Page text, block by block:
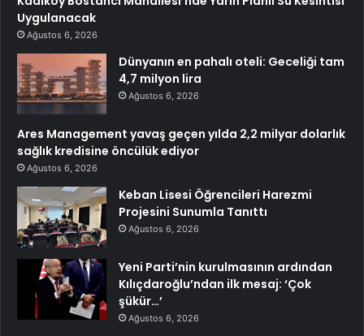
Uygulanacak
Ağustos 6, 2026
Dünyanın en pahalı oteli: Geceliği tam
4,7 milyon lira
Ağustos 6, 2026
Ares Management yavaş geçen yılda 2,2 milyar dolarlık
sağlık kredisine öncülük ediyor
Ağustos 6, 2026
Keban Lisesi Öğrencileri Harezmi
Projesini Sunumla Tanıttı
Ağustos 6, 2026
Yeni Parti’nin kurulmasının ardından
Kılıçdaroğlu’ndan ilk mesaj: ‘Çok
şükür…’
Ağustos 6, 2026